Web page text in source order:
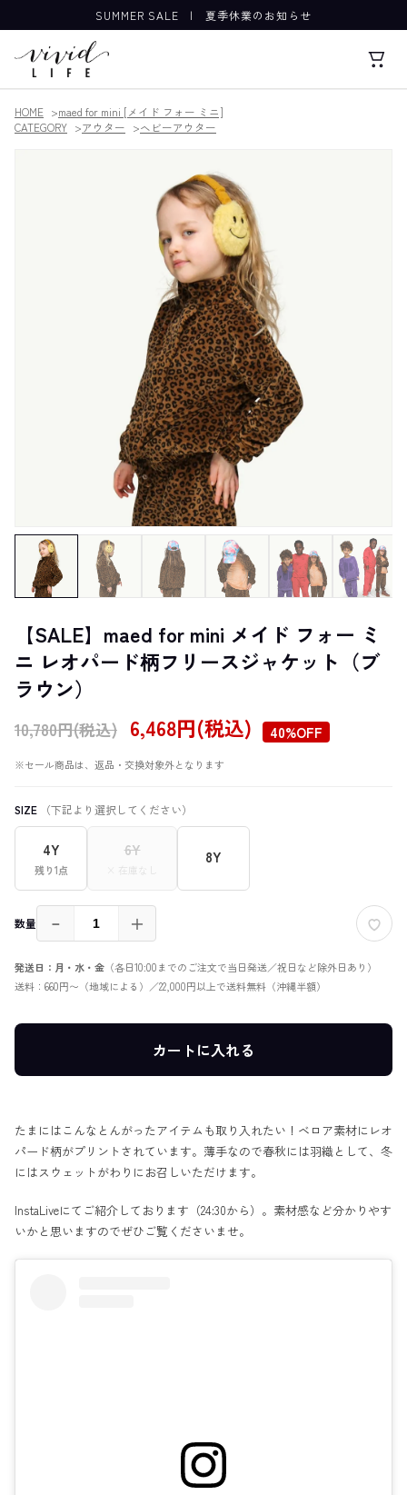
SUMMER SALE |夏季休業のお知らせ
HOME
maed for mini [メイド フォー ミニ]
CATEGORY
アウター ヘビーアウター
【SALE】maed for mini メイド フォー ミ
ニ レオパード柄フリースジャケット（ブ
ラウン）
10,780円(税込) 6,468円(税込) 40%OFF
※セール商品は、返品・交換対象外となります
SIZE （下記より選択してください）
4Y
残り1点
6Y
× 在庫なし
8Y
数量 － ＋
発送日：月・水・金 （各日10:00までのご注文で当日発送／祝日など除外日あり）
送料：660円〜（地域による）／22,000円以上で送料無料（沖縄半額）
カートに入れる
たまにはこんなとんがったアイテムも取り入れたい！ベロア素材にレオ
パード柄がプリントされています。薄手なので春秋には羽織として、冬
にはスウェットがわりにお召しいただけます。
InstaLiveにてご紹介しております（24:30から）。素材感など分かりやす
いかと思いますのでぜひご覧くださいませ。